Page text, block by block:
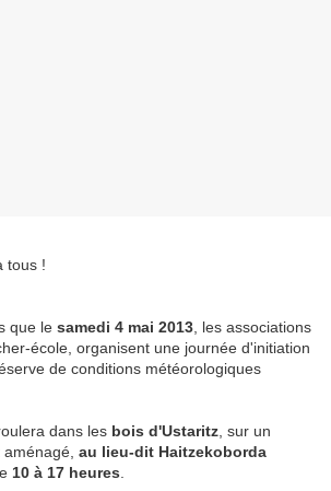
tous !
que le samedi 4 mai 2013 , les associations
école, organisent une journée d'initiation
de conditions météorologiques
dans les bois d'Ustaritz , sur un
au lieu-dit Haitzekoborda
10 à 17 heures